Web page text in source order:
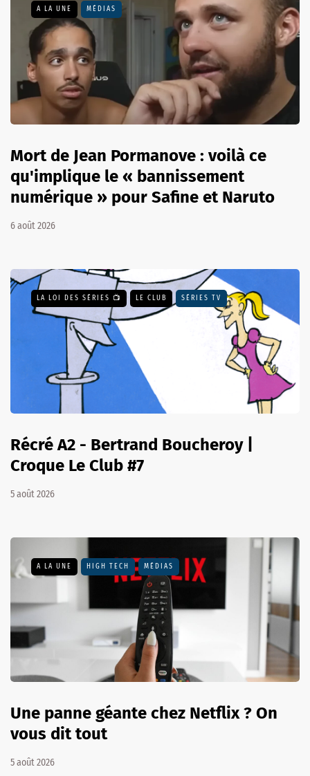
A LA UNE MÉDIAS
Mort de Jean Pormanove : voilà ce
qu'implique le « bannissement
numérique » pour Safine et Naruto
6 août 2026
LA LOI DES SÉRIES 📺 LE CLUB SÉRIES TV
Récré A2 - Bertrand Boucheroy |
Croque Le Club #7
5 août 2026
A LA UNE HIGH TECH MÉDIAS
Une panne géante chez Netflix ? On
vous dit tout
5 août 2026